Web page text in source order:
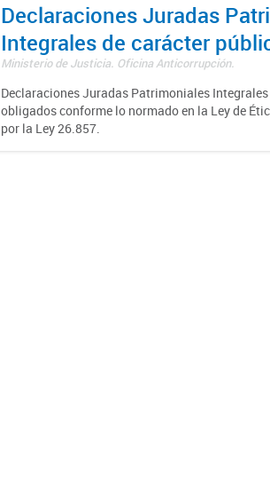
Declaraciones Juradas
Integrales de carácter
Ministerio de Justicia. Oficina Anticorrupción.
Declaraciones Juradas Patrimoniales
obligados conforme lo normado en la Ley de
por la Ley 26.857.